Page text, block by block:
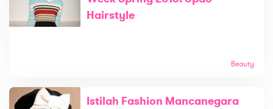
Hairstyle
Beauty
Istilah Fashion Mancanegara